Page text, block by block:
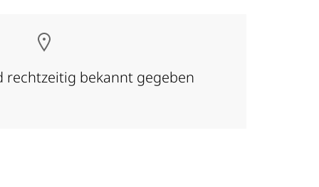
rechtzeitig bekannt gegeben